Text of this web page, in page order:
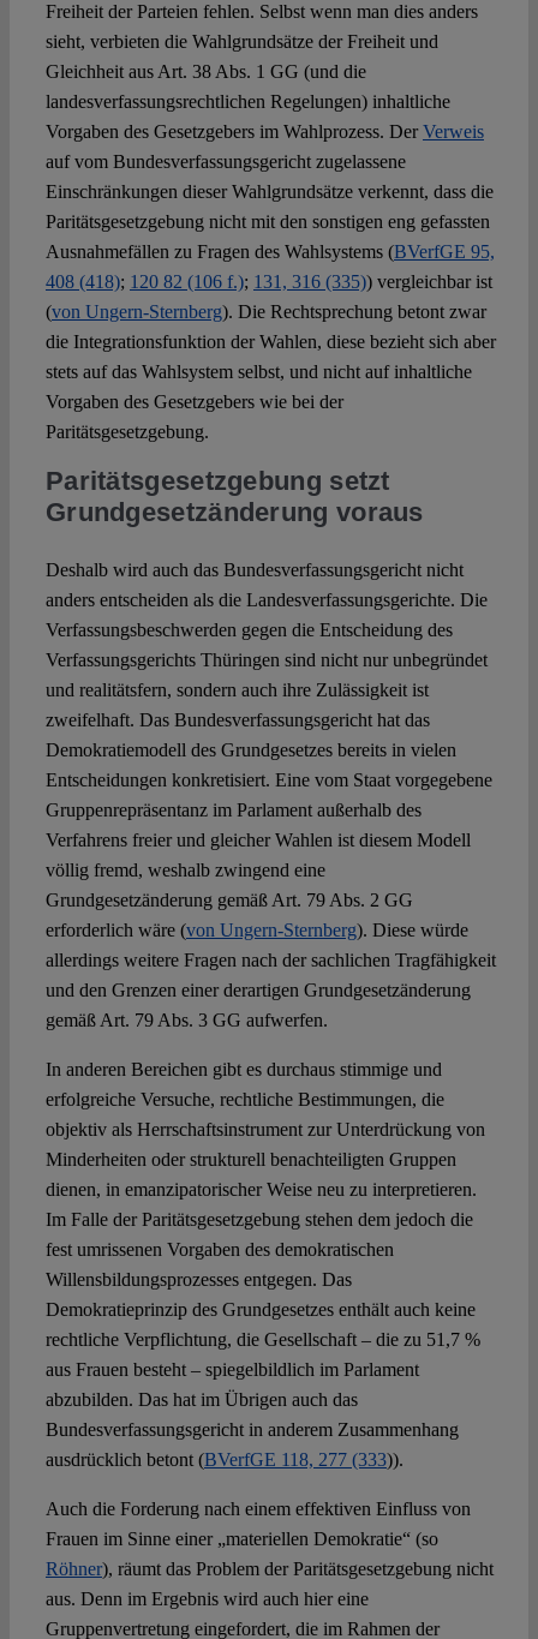
Freiheit der Parteien fehlen. Selbst wenn man dies anders
sieht, verbieten die Wahlgrundsätze der Freiheit und
Gleichheit aus Art. 38 Abs. 1 GG (und die
landesverfassungsrechtlichen Regelungen) inhaltliche
Vorgaben des Gesetzgebers im Wahlprozess. DerVerweis
auf vom Bundesverfassungsgericht zugelassene
Einschränkungen dieser Wahlgrundsätze verkennt, dass die
Paritätsgesetzgebung nicht mit den sonstigen eng gefassten
Ausnahmefällen zu Fragen des Wahlsystems (BVerfGE 95,
408 (418); 120 82 (106 f.); 131, 316 (335)) vergleichbar ist
(von Ungern-Sternberg). Die Rechtsprechung betont zwar
die Integrationsfunktion der Wahlen, diese bezieht sich aber
stets auf das Wahlsystem selbst, und nicht auf inhaltliche
Vorgaben des Gesetzgebers wie bei der
Paritätsgesetzgebung.
Paritätsgesetzgebung setzt
Grundgesetzänderung voraus
Deshalb wird auch das Bundesverfassungsgericht nicht
anders entscheiden als die Landesverfassungsgerichte. Die
Verfassungsbeschwerden gegen die Entscheidung des
Verfassungsgerichts Thüringen sind nicht nur unbegründet
und realitätsfern, sondern auch ihre Zulässigkeit ist
zweifelhaft. Das Bundesverfassungsgericht hat das
Demokratiemodell des Grundgesetzes bereits in vielen
Entscheidungen konkretisiert. Eine vom Staat vorgegebene
Gruppenrepräsentanz im Parlament außerhalb des
Verfahrens freier und gleicher Wahlen ist diesem Modell
völlig fremd, weshalb zwingend eine
Grundgesetzänderung gemäß Art. 79 Abs. 2 GG
erforderlich wäre (von Ungern-Sternberg). Diese würde
allerdings weitere Fragen nach der sachlichen Tragfähigkeit
und den Grenzen einer derartigen Grundgesetzänderung
gemäß Art. 79 Abs. 3 GG aufwerfen.
In anderen Bereichen gibt es durchaus stimmige und
erfolgreiche Versuche, rechtliche Bestimmungen, die
objektiv als Herrschaftsinstrument zur Unterdrückung von
Minderheiten oder strukturell benachteiligten Gruppen
dienen, in emanzipatorischer Weise neu zu interpretieren.
Im Falle der Paritätsgesetzgebung stehen dem jedoch die
fest umrissenen Vorgaben des demokratischen
Willensbildungsprozesses entgegen. Das
Demokratieprinzip des Grundgesetzes enthält auch keine
rechtliche Verpflichtung, die Gesellschaft – die zu 51,7 %
aus Frauen besteht – spiegelbildlich im Parlament
abzubilden. Das hat im Übrigen auch das
Bundesverfassungsgericht in anderem Zusammenhang
ausdrücklich betont (BVerfGE 118, 277 (333)).
Auch die Forderung nach einem effektiven Einfluss von
Frauen im Sinne einer „materiellen Demokratie“ (so
Röhner), räumt das Problem der Paritätsgesetzgebung nicht
aus. Denn im Ergebnis wird auch hier eine
Gruppenvertretung eingefordert, die im Rahmen der